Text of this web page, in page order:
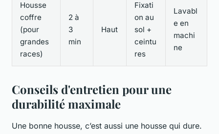
Housse
coffre
(pour
grandes
races)
2 à
3
min
Haut
Fixati
on au
sol +
ceintu
res
Lavabl
e en
machi
ne
Conseils d'entretien pour une
durabilité maximale
Une bonne housse, c’est aussi une housse qui dure.